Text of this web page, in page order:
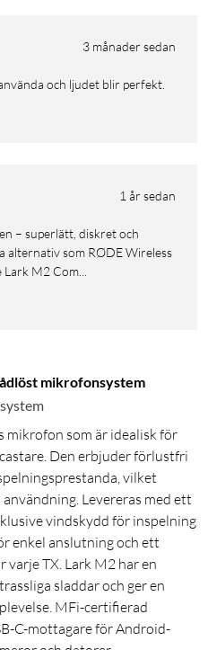
3 månader sedan
och ljudet blir perfekt.
1 år sedan
alternativ som RØDE Wireless
Lark M2 Com...
mikrofonsystem
mikrofon som är idealisk för
Den erbjuder förlustfri
vilket
Levereras med ett
vindskydd för inspelning
enkel anslutning och ett
TX. Lark M2 har en
sladdar och ger en
MFi-certifierad
C-mottagare för Android-